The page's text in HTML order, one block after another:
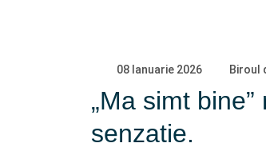
08 Ianuarie 2026 Biroul
„Ma simt
senzatie.